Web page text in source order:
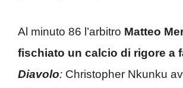
Al minuto 86 l’arbitro Matteo
fischiato un calcio di rigore a
Diavolo: Christopher Nkunku